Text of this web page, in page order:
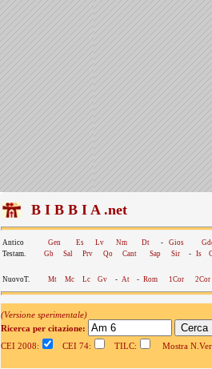
B I B B I A .net
Antico Gen Es Lv Nm Dt - Gios
Testam.
Gb Sal Prv Qo Cant Sap Sir - Is
NuovoT. Mt Mc Lc Gv - At - Rom 1Cor 2Cor
(Versione sperimentale)
Ricerca per citazione:
CEI 2008:
CEI 74: TILC: Mostra